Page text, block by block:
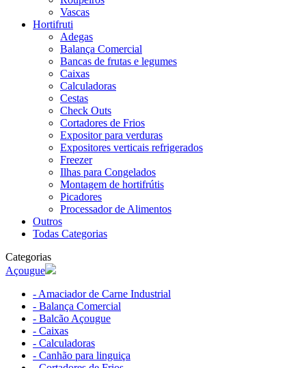
Vascas
Hortifruti
Adegas
Balança Comercial
Bancas de frutas e legumes
Caixas
Calculadoras
Cestas
Check Outs
Cortadores de Frios
Expositor para verduras
Expositores verticais refrigerados
Freezer
Ilhas para Congelados
Montagem de hortifrútis
Picadores
Processador de Alimentos
Outros
Todas Categorias
Categorias
Açougue
- Amaciador de Carne Industrial
- Balança Comercial
- Balcão Açougue
- Caixas
- Calculadoras
- Canhão para linguiça